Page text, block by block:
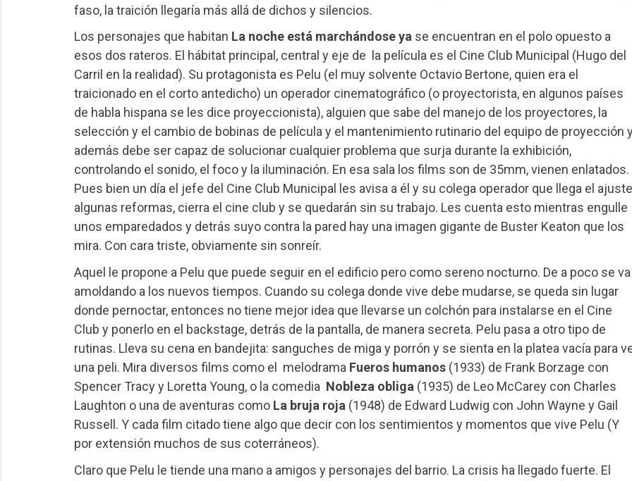
faso, la traición llegaría más allá de dichos y silencios.
Los personajes que habitan La noche está marchándose ya se encuentran en el polo opuesto a
esos dos rateros. El hábitat principal, central y eje de
la película es el Cine Club Municipal (Hugo del
Carril en la realidad). Su protagonista es Pelu (el muy solvente Octavio Bertone, quien era el
traicionado en el corto antedicho) un operador cinematográfico (o proyectorista, en algunos países
de habla hispana se les dice proyeccionista), alguien que sabe del manejo de los proyectores, la
selección y el cambio de bobinas de película y el mantenimiento rutinario del equipo de proyección
además debe ser capaz de solucionar cualquier problema que surja durante la exhibición,
controlando el sonido, el foco y la iluminación. En esa sala los films son de 35mm, vienen enlatados.
Pues bien un día el jefe del Cine Club Municipal les avisa a él y su colega operador que llega el
algunas reformas, cierra el cine club y se quedarán sin su trabajo. Les cuenta esto mientras engulle
unos emparedados y detrás suyo contra la pared hay una imagen gigante de Buster Keaton que los
mira. Con cara triste, obviamente sin sonreír.
Aquel le propone a Pelu que puede seguir en el edificio pero como sereno nocturno. De a poco se va
amoldando a los nuevos tiempos. Cuando su colega donde vive debe mudarse, se queda sin lugar
donde pernoctar, entonces no tiene mejor idea que llevarse un colchón para instalarse en el Cine
Club y ponerlo en el backstage, detrás de la pantalla, de manera secreta. Pelu pasa a otro tipo de
rutinas. Lleva su cena en bandejita: sanguches de miga y porrón y se sienta en la platea vacía para
una peli. Mira diversos films como el
melodrama Fueros humanos (1933) de Frank Borzage con
Spencer Tracy y Loretta Young, o la comedia Nobleza obliga(1935) de Leo McCarey con Charles
Laughton o una de aventuras como La bruja roja(1948) de Edward Ludwig con John Wayne y Gail
Russell. Y cada film citado tiene algo que decir con los sentimientos y momentos que vive Pelu (Y
por extensión muchos de sus coterráneos).
Claro que Pelu le tiende una mano a amigos y personajes del barrio. La crisis ha llegado fuerte. El